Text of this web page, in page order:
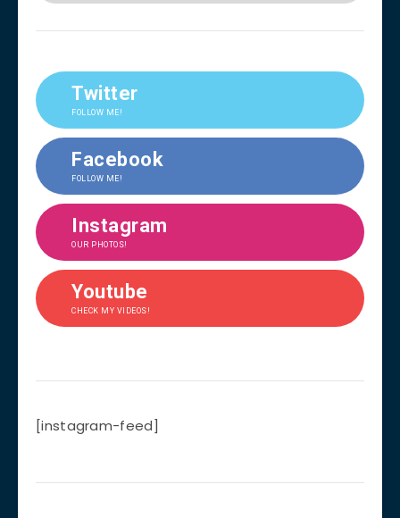
Twitter
FOLLOW ME!
Facebook
FOLLOW ME!
Instagram
OUR PHOTOS!
Youtube
CHECK MY VIDEOS!
[instagram-feed]